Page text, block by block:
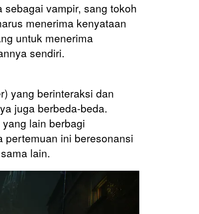
vampir, sang tokoh
menerima kenyataan
untuk menerima
sendiri.
yang berinteraksi dan
juga berbeda-beda.
lain berbagi
pertemuan ini beresonansi
lain.